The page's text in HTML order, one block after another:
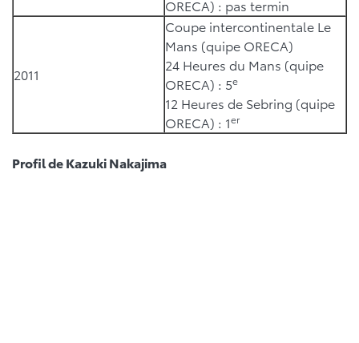
ORECA) : pas termin
2011
Coupe intercontinentale Le
Mans (quipe ORECA)
24 Heures du Mans (quipe
ORECA) : 5e
12 Heures de Sebring (quipe
ORECA) : 1er
Profil de Kazuki Nakajima